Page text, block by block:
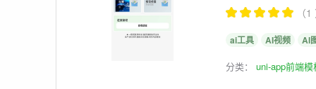
（
ai工具 AI视频 AI
分类：uni-app前端模